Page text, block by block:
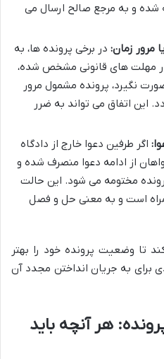
شده و به مرجع صالح ارسال می
مرور زمان: در برخی پرونده ها، به
در مهلت های قانونی مشخص شده،
نگیرد، پرونده مشمول مرور
این اتفاق می تواند به ضرر
اگر طرفین دعوا خارج از دادگاه
از ادامه دعوا منصرف شده و
مختومه می شود. این حالت
است و به معنی حل و فصل
تا وضعیت پرونده خود را بهتر
برای به جریان انداختن مجدد آن
هر آنچه باید